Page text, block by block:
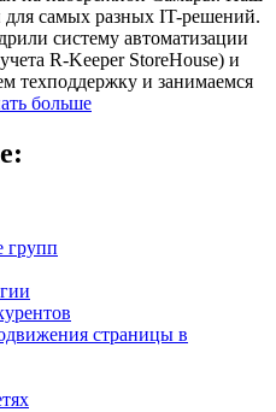
самых разных IT-решений.
систему автоматизации
R-Keeper StoreHouse) и
техподдержку и занимаемся
больше
групп
страницы в